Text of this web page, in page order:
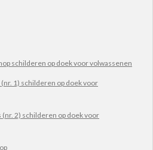
schilderen op doek voor volwassenen
1) schilderen op doek voor
2) schilderen op doek voor